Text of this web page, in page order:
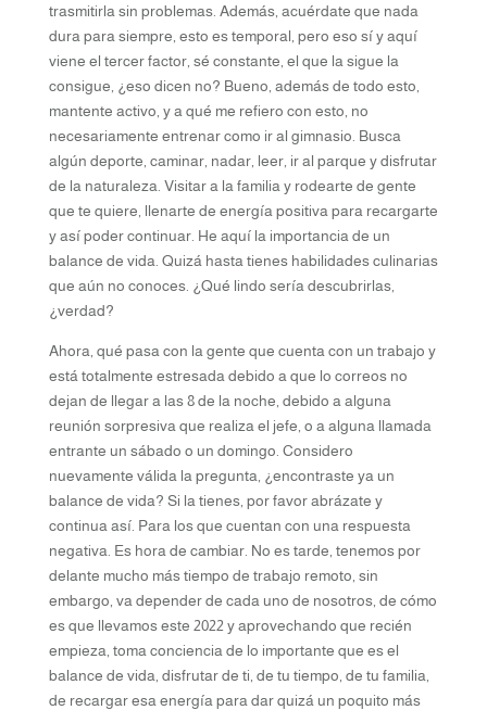
trasmitirla sin problemas. Además, acuérdate que nada
dura para siempre, esto es temporal, pero eso sí y aquí
viene el tercer factor, sé constante, el que la sigue la
consigue, ¿eso dicen no? Bueno, además de todo esto,
mantente activo, y a qué me refiero con esto, no
necesariamente entrenar como ir al gimnasio. Busca
algún deporte, caminar, nadar, leer, ir al parque y disfrutar
de la naturaleza. Visitar a la familia y rodearte de gente
que te quiere, llenarte de energía positiva para recargarte
y así poder continuar. He aquí la importancia de un
balance de vida. Quizá hasta tienes habilidades culinarias
que aún no conoces. ¿Qué lindo sería descubrirlas,
¿verdad?
Ahora, qué pasa con la gente que cuenta con un trabajo y
está totalmente estresada debido a que lo correos no
dejan de llegar a las 8 de la noche, debido a alguna
reunión sorpresiva que realiza el jefe, o a alguna llamada
entrante un sábado o un domingo. Considero
nuevamente válida la pregunta, ¿encontraste ya un
balance de vida? Si la tienes, por favor abrázate y
continua así. Para los que cuentan con una respuesta
negativa. Es hora de cambiar. No es tarde, tenemos por
delante mucho más tiempo de trabajo remoto, sin
embargo, va depender de cada uno de nosotros, de cómo
es que llevamos este 2022 y aprovechando que recién
empieza, toma conciencia de lo importante que es el
balance de vida, disfrutar de ti, de tu tiempo, de tu familia,
de recargar esa energía para dar quizá un poquito más